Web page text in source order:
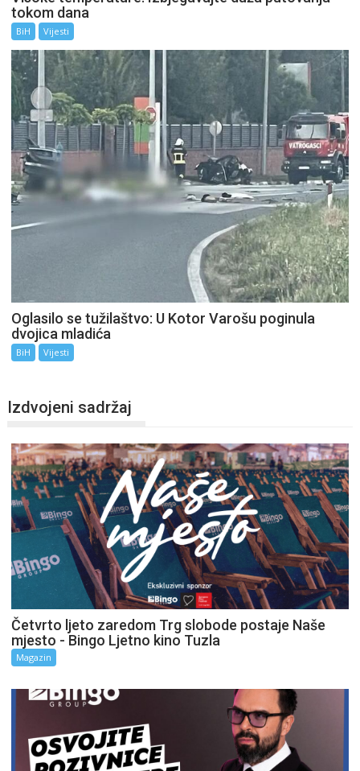
tokom dana
BiH Vijesti
Oglasilo se tužilaštvo: U Kotor Varošu poginula
dvojica mladića
BiH Vijesti
Izdvojeni sadržaj
Četvrto ljeto zaredom Trg slobode postaje Naše
mjesto - Bingo Ljetno kino Tuzla
Magazin